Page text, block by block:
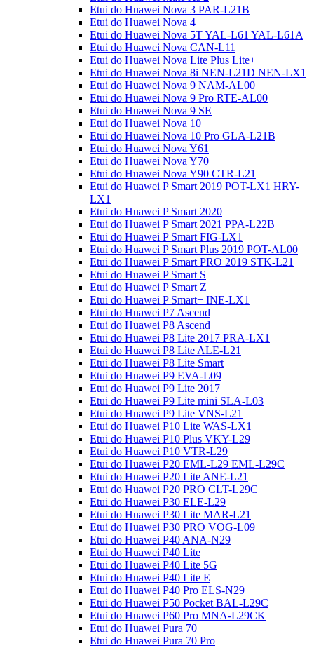
Etui do Huawei Nova 3 PAR-L21B
Etui do Huawei Nova 4
Etui do Huawei Nova 5T YAL-L61 YAL-L61A
Etui do Huawei Nova CAN-L11
Etui do Huawei Nova Lite Plus Lite+
Etui do Huawei Nova 8i NEN-L21D NEN-LX1
Etui do Huawei Nova 9 NAM-AL00
Etui do Huawei Nova 9 Pro RTE-AL00
Etui do Huawei Nova 9 SE
Etui do Huawei Nova 10
Etui do Huawei Nova 10 Pro GLA-L21B
Etui do Huawei Nova Y61
Etui do Huawei Nova Y70
Etui do Huawei Nova Y90 CTR-L21
Etui do Huawei P Smart 2019 POT-LX1 HRY-
LX1
Etui do Huawei P Smart 2020
Etui do Huawei P Smart 2021 PPA-L22B
Etui do Huawei P Smart FIG-LX1
Etui do Huawei P Smart Plus 2019 POT-AL00
Etui do Huawei P Smart PRO 2019 STK-L21
Etui do Huawei P Smart S
Etui do Huawei P Smart Z
Etui do Huawei P Smart+ INE-LX1
Etui do Huawei P7 Ascend
Etui do Huawei P8 Ascend
Etui do Huawei P8 Lite 2017 PRA-LX1
Etui do Huawei P8 Lite ALE-L21
Etui do Huawei P8 Lite Smart
Etui do Huawei P9 EVA-L09
Etui do Huawei P9 Lite 2017
Etui do Huawei P9 Lite mini SLA-L03
Etui do Huawei P9 Lite VNS-L21
Etui do Huawei P10 Lite WAS-LX1
Etui do Huawei P10 Plus VKY-L29
Etui do Huawei P10 VTR-L29
Etui do Huawei P20 EML-L29 EML-L29C
Etui do Huawei P20 Lite ANE-L21
Etui do Huawei P20 PRO CLT-L29C
Etui do Huawei P30 ELE-L29
Etui do Huawei P30 Lite MAR-L21
Etui do Huawei P30 PRO VOG-L09
Etui do Huawei P40 ANA-N29
Etui do Huawei P40 Lite
Etui do Huawei P40 Lite 5G
Etui do Huawei P40 Lite E
Etui do Huawei P40 Pro ELS-N29
Etui do Huawei P50 Pocket BAL-L29C
Etui do Huawei P60 Pro MNA-L29CK
Etui do Huawei Pura 70
Etui do Huawei Pura 70 Pro